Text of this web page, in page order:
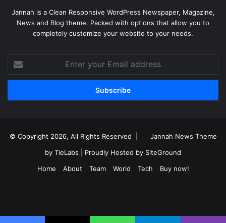
Jannah is a Clean Responsive WordPress Newspaper, Magazine,
News and Blog theme. Packed with options that allow you to
completely customize your website to your needs.
your
Email
© Copyright 2026, All Rights Reserved |
Jannah News Theme
by TieLabs | Proudly Hosted by SiteGround
Home
About Team World Tech Buy now!